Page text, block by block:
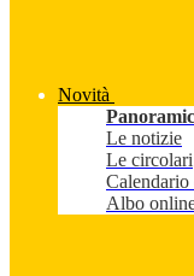
Novità
Le notizie
Le circolari
Calendario
Albo